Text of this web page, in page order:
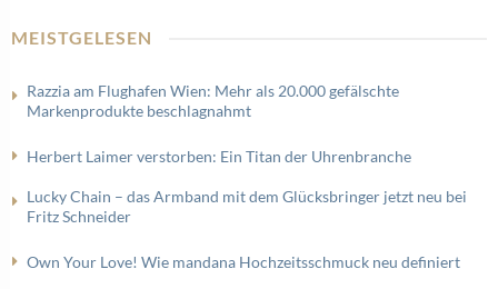
MEISTGELESEN
Razzia am Flughafen Wien: Mehr als 20.000 gefälschte
Markenprodukte beschlagnahmt
Herbert Laimer verstorben: Ein Titan der Uhrenbranche
Lucky Chain – das Armband mit dem Glücksbringer jetzt neu bei
Fritz Schneider
Own Your Love! Wie mandana Hochzeitsschmuck neu definiert